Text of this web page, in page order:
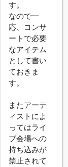
す。
なので一
応、コンサ
ートで必要
なアイテム
として書い
ておきま
す。
またアーテ
ィストによ
ってはライ
ブ会場への
持ち込みが
禁止されて